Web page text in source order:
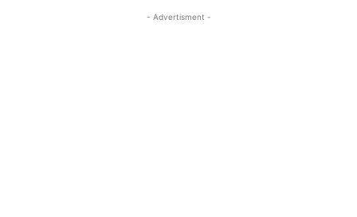
- Advertisment -